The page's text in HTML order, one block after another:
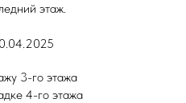
этаж.
3-го этажа
4-го этажа